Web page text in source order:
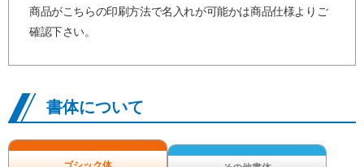
商品がこちらの印刷方法で名入れが可能かは商品仕様よりご
確認下さい。
書体について